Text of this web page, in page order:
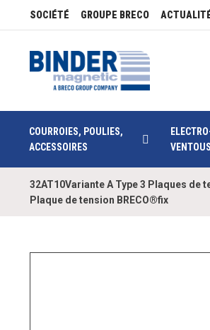
SOCIÉTÉ GROUPE BRECO
COURROIES, POULIES,
ACCESSOIRES
32AT10Variante A Type 3 Plaques de
Plaque de tension BRECO®fix